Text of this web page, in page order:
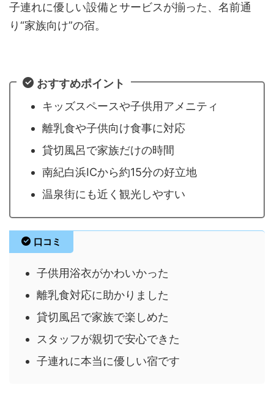
子連れに優しい設備とサービスが揃った、名前通
り“家族向け”の宿。
おすすめポイント
キッズスペースや子供用アメニティ
離乳食や子供向け食事に対応
貸切風呂で家族だけの時間
南紀白浜ICから約15分の好立地
温泉街にも近く観光しやすい
口コミ
子供用浴衣がかわいかった
離乳食対応に助かりました
貸切風呂で家族で楽しめた
スタッフが親切で安心できた
子連れに本当に優しい宿です